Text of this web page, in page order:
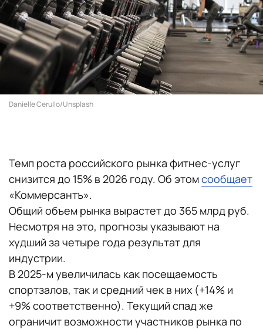
Danielle Cerullo/Unsplash
Темп роста российского рынка фитнес-услуг
снизится до 15% в 2026 году. Об этомсообщает
«Коммерсантъ».
Общий объем рынка вырастет до 365 млрд руб.
Несмотря на это, прогнозы указывают на
худший за четыре года результат для
индустрии.
В 2025-м увеличилась как посещаемость
спортзалов, так и средний чек в них (+14% и
+9% соответственно). Текущий спад же
ограничит возможности участников рынка по